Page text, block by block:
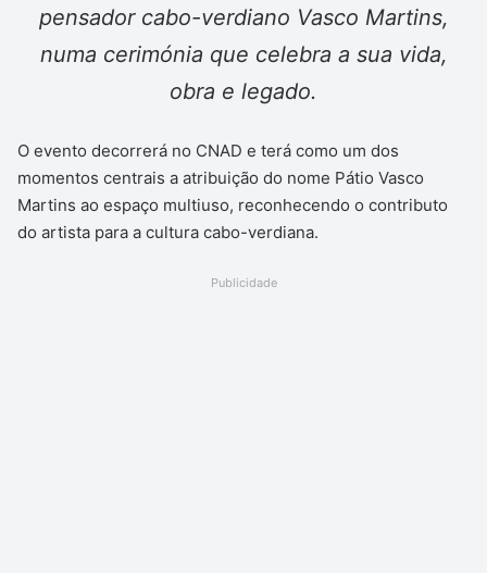
pensador cabo-verdiano Vasco Martins,
numa cerimónia que celebra a sua vida,
obra e legado.
O evento decorrerá no CNAD e terá como um dos
momentos centrais a atribuição do nome Pátio Vasco
Martins ao espaço multiuso, reconhecendo o contributo
do artista para a cultura cabo-verdiana.
Publicidade